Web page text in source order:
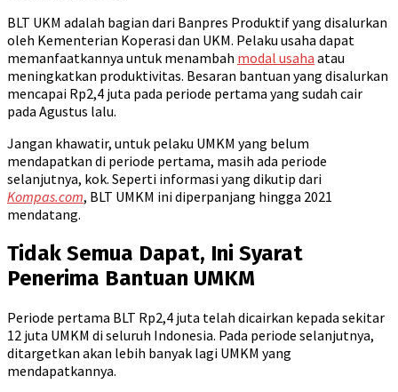
BLT UKM adalah bagian dari Banpres Produktif yang disalurkan
oleh Kementerian Koperasi dan UKM. Pelaku usaha dapat
memanfaatkannya untuk menambah modal usaha atau
meningkatkan produktivitas. Besaran bantuan yang disalurkan
mencapai Rp2,4 juta pada periode pertama yang sudah cair
pada Agustus lalu.
Jangan khawatir, untuk pelaku UMKM yang belum
mendapatkan di periode pertama, masih ada periode
selanjutnya, kok. Seperti informasi yang dikutip dari
Kompas.com, BLT UMKM ini diperpanjang hingga 2021
mendatang.
Tidak Semua Dapat, Ini Syarat
Penerima Bantuan UMKM
Periode pertama BLT Rp2,4 juta telah dicairkan kepada sekitar
12 juta UMKM di seluruh Indonesia. Pada periode selanjutnya,
ditargetkan akan lebih banyak lagi UMKM yang
mendapatkannya.